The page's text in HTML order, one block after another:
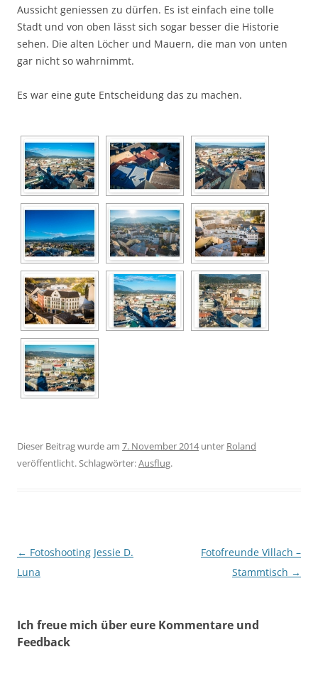
Aussicht geniessen zu dürfen. Es ist einfach eine tolle
Stadt und von oben lässt sich sogar besser die Historie
sehen. Die alten Löcher und Mauern, die man von unten
gar nicht so wahrnimmt.
Es war eine gute Entscheidung das zu machen.
Dieser Beitrag wurde am 7. November 2014unter Roland
veröffentlicht. Schlagwörter:Ausflug.
Beitragsnavigation
← Fotoshooting Jessie D.
Luna
Fotofreunde Villach –
Stammtisch →
Ich freue mich über eure Kommentare und
Feedback